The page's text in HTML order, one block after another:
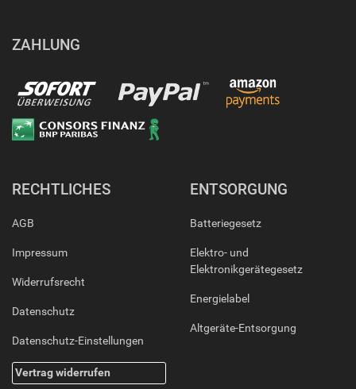
ZAHLUNG
RECHTLICHES
AGB
Impressum
Widerrufsrecht
Datenschutz
Datenschutz-Einstellungen
Vertrag widerrufen
ENTSORGUNG
Batteriegesetz
Elektro- und
Elektronikgerätegesetz
Energielabel
Altgeräte-Entsorgung